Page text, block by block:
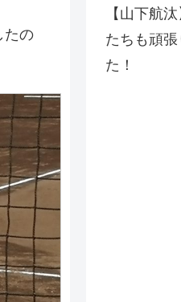
たの
【山下航
たちも頑
た！